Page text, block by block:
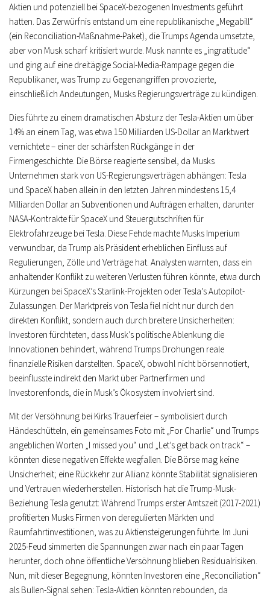
Aktien und potenziell bei SpaceX-bezogenen Investments geführt
hatten. Das Zerwürfnis entstand um eine republikanische „Megabill“
(ein Reconciliation-Maßnahme-Paket), die Trumps Agenda umsetzte,
aber von Musk scharf kritisiert wurde. Musk nannte es „ingratitude“
und ging auf eine dreitägige Social-Media-Rampage gegen die
Republikaner, was Trump zu Gegenangriffen provozierte,
einschließlich Andeutungen, Musks Regierungsverträge zu kündigen.
Dies führte zu einem dramatischen Absturz der Tesla-Aktien um über
14% an einem Tag, was etwa 150 Milliarden US-Dollar an Marktwert
vernichtete – einer der schärfsten Rückgänge in der
Firmengeschichte. Die Börse reagierte sensibel, da Musks
Unternehmen stark von US-Regierungsverträgen abhängen: Tesla
und SpaceX haben allein in den letzten Jahren mindestens 15,4
Milliarden Dollar an Subventionen und Aufträgen erhalten, darunter
NASA-Kontrakte für SpaceX und Steuergutschriften für
Elektrofahrzeuge bei Tesla. Diese Fehde machte Musks Imperium
verwundbar, da Trump als Präsident erheblichen Einfluss auf
Regulierungen, Zölle und Verträge hat. Analysten warnten, dass ein
anhaltender Konflikt zu weiteren Verlusten führen könnte, etwa durch
Kürzungen bei SpaceX’s Starlink-Projekten oder Tesla’s Autopilot-
Zulassungen. Der Marktpreis von Tesla fiel nicht nur durch den
direkten Konflikt, sondern auch durch breitere Unsicherheiten:
Investoren fürchteten, dass Musk’s politische Ablenkung die
Innovationen behindert, während Trumps Drohungen reale
finanzielle Risiken darstellten. SpaceX, obwohl nicht börsennotiert,
beeinflusste indirekt den Markt über Partnerfirmen und
Investorenfonds, die in Musk’s Ökosystem involviert sind.
Mit der Versöhnung bei Kirks Trauerfeier – symbolisiert durch
Händeschütteln, ein gemeinsames Foto mit „For Charlie“ und Trumps
angeblichen Worten „I missed you“ und „Let’s get back on track“ –
könnten diese negativen Effekte wegfallen. Die Börse mag keine
Unsicherheit; eine Rückkehr zur Allianz könnte Stabilität signalisieren
und Vertrauen wiederherstellen. Historisch hat die Trump-Musk-
Beziehung Tesla genutzt: Während Trumps erster Amtszeit (2017-2021)
profitierten Musks Firmen von deregulierten Märkten und
Raumfahrtinvestitionen, was zu Aktiensteigerungen führte. Im Juni
2025-Feud simmerten die Spannungen zwar nach ein paar Tagen
herunter, doch ohne öffentliche Versöhnung blieben Residualrisiken.
Nun, mit dieser Begegnung, könnten Investoren eine „Reconciliation“
als Bullen-Signal sehen: Tesla-Aktien könnten rebounden, da